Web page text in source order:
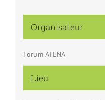
Lieu
Organisateur
Forum ATENA